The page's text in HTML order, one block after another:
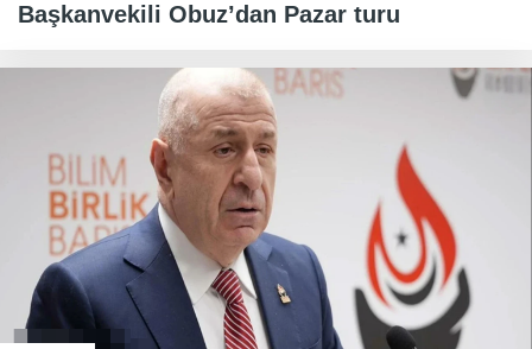
Başkanvekili Obuz’dan Pazar turu